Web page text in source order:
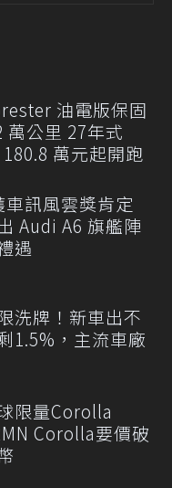
油電版保固
萬公里 27年式
萬元起開跑
訊風雲獎肯定
Audi A6 旗艦陣
遇
洗牌！新車出不
1.5%，主流車廠
限量Corolla
Corolla要價破